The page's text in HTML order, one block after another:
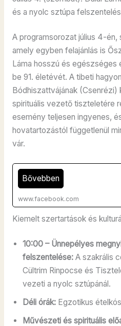
és a nyolc sztúpa
A programsorozat július 4-
amely egyben felajánlás is
Láma hosszú és egészséges
be 91. életévét. A tibeti
Bódhiszattvájának
spirituális vezető tiszteletére
esemény teljesen ingyenes,
hovatartozástól függetlenül
vár.
Bővebben
www.facebook.com
Kiemelt szertartások és
10:00 – Ünnepélyes
felszentelése:A szakrális
Cültrim Rinpocse és
vezeti a nyolc sztúpánál.
Déli órák:Egzotikus
Művészeti és spirituális